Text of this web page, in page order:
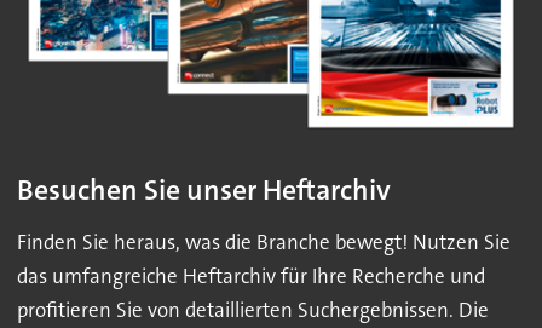
Besuchen Sie unser Heftarchiv
Finden Sie heraus, was die Branche bewegt! Nutzen Sie
das umfangreiche Heftarchiv für Ihre Recherche und
profitieren Sie von detaillierten Suchergebnissen. Die